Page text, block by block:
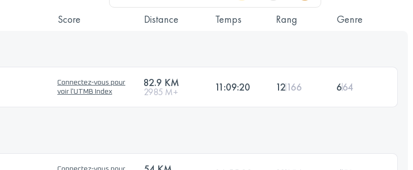
Score Distance Temps Rang Genre
Connectez-vous pour
voir l'UTMB Index
82.9 KM
2985 M+ 11:09:20 12166 664